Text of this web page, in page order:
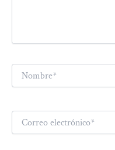
Nombre*
Correo
electrónico*